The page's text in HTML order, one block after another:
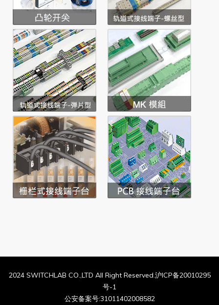
2024 SWITCHLAB CO.,LTD All Right Reserved.沪ICP备20010295
号-1
公安备案号:31011402008582